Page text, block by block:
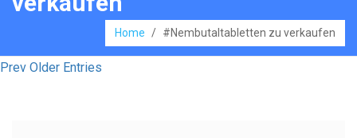
Home / #Nembutaltabletten zu verkaufen
Prev Older Entries